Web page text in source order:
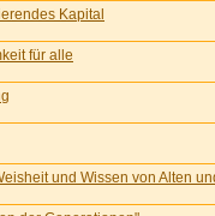
Kapital
für alle
und Wissen von Alten